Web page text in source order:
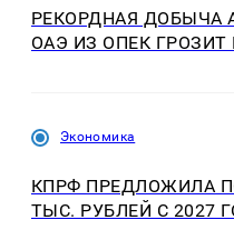
РЕКОРДНАЯ ДОБЫЧА
ОАЭ ИЗ ОПЕК
Экономика
КПРФ ПРЕДЛОЖИЛА
ТЫС. РУБЛЕЙ С 2027